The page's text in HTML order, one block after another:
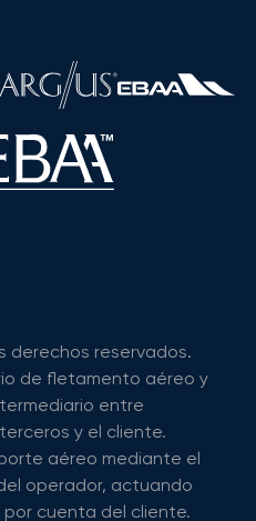
derechos reservados.
de fletamento aéreo y
entre
y el cliente.
aéreo mediante el
operador, actuando
cuenta del cliente.